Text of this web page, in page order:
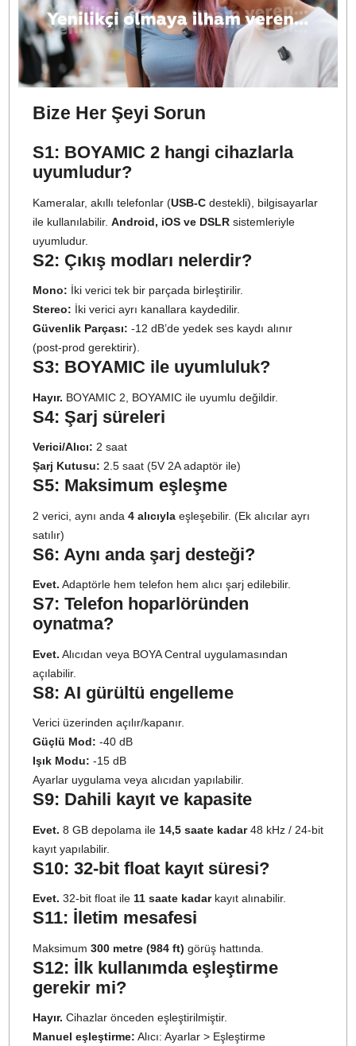
Kullanım Detayları
Bize Her Şeyi Sorun
S1: BOYAMIC 2 hangi cihazlarla
uyumludur?
Kameralar, akıllı telefonlar (USB-C
ile kullanılabilir.Android, iOS ve DSLRsistemleriyle